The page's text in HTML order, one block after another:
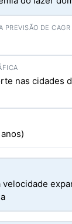
nas cidades
velocidade